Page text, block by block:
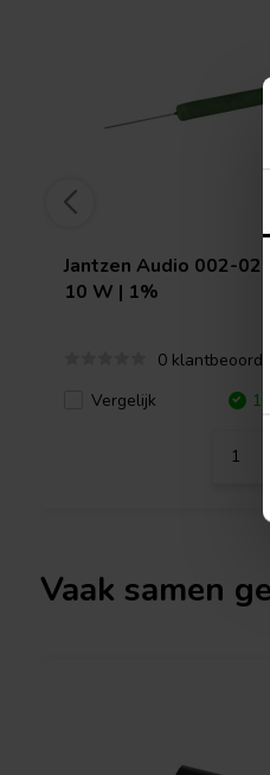
Jantzen Audio 002-
10 W | 1%
0
Vergelijk
Vaak samen